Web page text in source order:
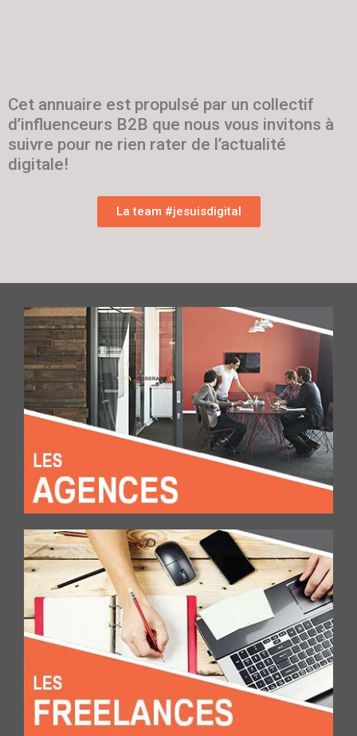
Cet annuaire est propulsé par un collectif
d’influenceurs B2B que nous vous invitons à
suivre pour ne rien rater de l’actualité
digitale!
La team #jesuisdigital